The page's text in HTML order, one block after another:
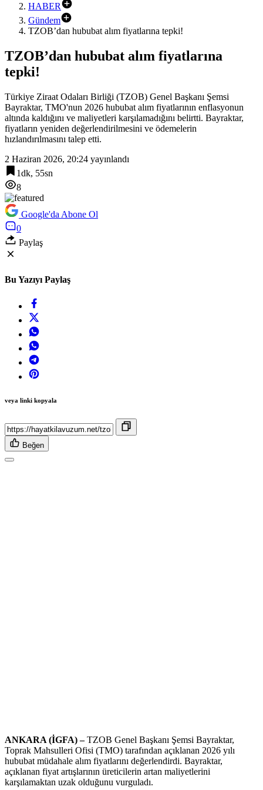
HABER
Gündem
TZOB’dan hububat alım fiyatlarına tepki!
TZOB’dan hububat alım fiyatlarına
tepki!
Türkiye Ziraat Odaları Birliği (TZOB) Genel Başkanı Şemsi
Bayraktar, TMO'nun 2026 hububat alım fiyatlarının enflasyonun
altında kaldığını ve maliyetleri karşılamadığını belirtti. Bayraktar,
fiyatların yeniden değerlendirilmesini ve ödemelerin
hızlandırılmasını talep etti.
2 Haziran 2026, 20:24 yayınlandı
1dk, 55sn
8
Google'da Abone Ol
0
Paylaş
Bu Yazıyı Paylaş
veya linki kopyala
Beğen
ANKARA (İGFA) –TZOB Genel Başkanı Şemsi Bayraktar,
Toprak Mahsulleri Ofisi (TMO) tarafından açıklanan 2026 yılı
hububat müdahale alım fiyatlarını değerlendirdi. Bayraktar,
açıklanan fiyat artışlarının üreticilerin artan maliyetlerini
karşılamaktan uzak olduğunu vurguladı.